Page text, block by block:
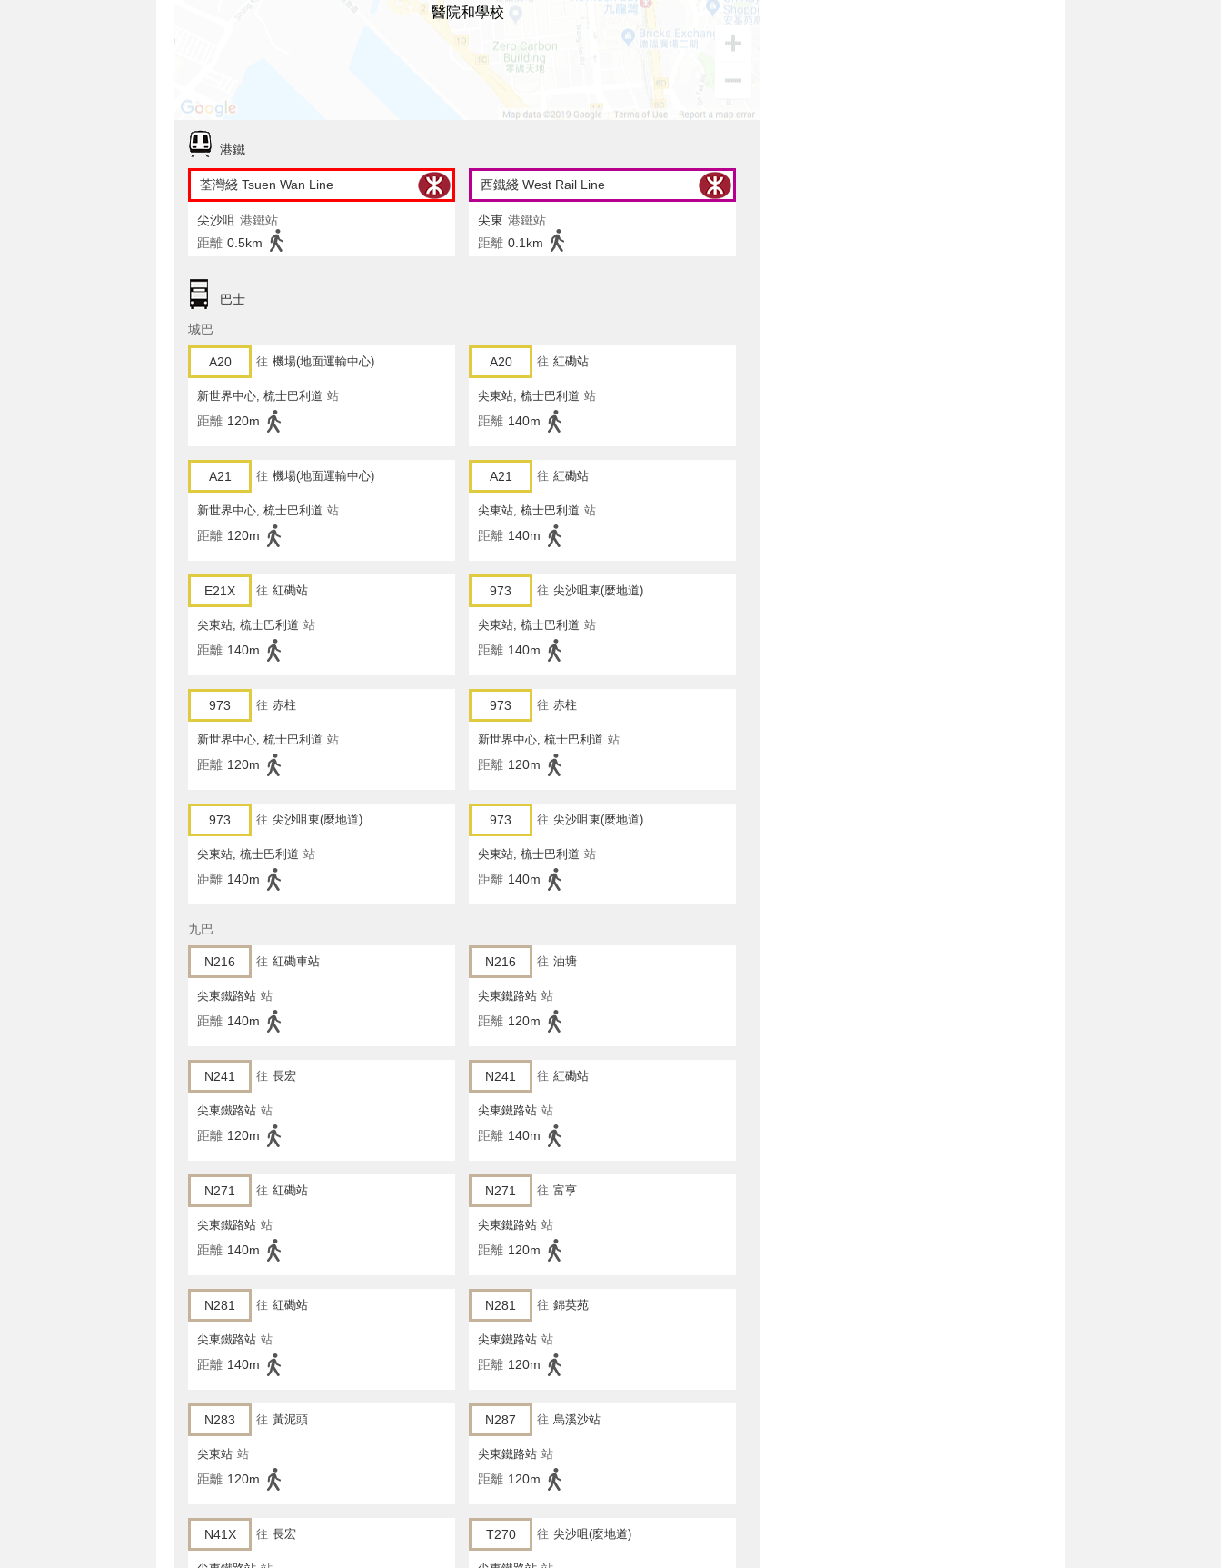
醫院和學校
港鐵
荃灣綫 Tsuen Wan Line
尖沙咀 港鐵站
距離 0.5km
西鐵綫 West Rail Line
尖東 港鐵站
距離 0.1km
巴士
城巴
A20 往 機場(地面運輸中心)
新世界中心, 梳士巴利道 站
距離 120m
A20 往 紅磡站
尖東站, 梳士巴利道 站
距離 140m
A21 往 機場(地面運輸中心)
新世界中心, 梳士巴利道 站
距離 120m
A21 往 紅磡站
尖東站, 梳士巴利道 站
距離 140m
E21X 往 紅磡站
尖東站, 梳士巴利道 站
距離 140m
973 往 尖沙咀東(麼地道)
尖東站, 梳士巴利道 站
距離 140m
973 往 赤柱
新世界中心, 梳士巴利道 站
距離 120m
973 往 赤柱
新世界中心, 梳士巴利道 站
距離 120m
973 往 尖沙咀東(麼地道)
尖東站, 梳士巴利道 站
距離 140m
973 往 尖沙咀東(麼地道)
尖東站, 梳士巴利道 站
距離 140m
九巴
N216 往 紅磡車站
尖東鐵路站 站
距離 140m
N216 往 油塘
尖東鐵路站 站
距離 120m
N241 往 長宏
尖東鐵路站 站
距離 120m
N241 往 紅磡站
尖東鐵路站 站
距離 140m
N271 往 紅磡站
尖東鐵路站 站
距離 140m
N271 往 富亨
尖東鐵路站 站
距離 120m
N281 往 紅磡站
尖東鐵路站 站
距離 140m
N281 往 錦英苑
尖東鐵路站 站
距離 120m
N283 往 黃泥頭
尖東站 站
距離 120m
N287 往 烏溪沙站
尖東鐵路站 站
距離 120m
N41X 往 長宏 T270 往 尖沙咀(麼地道)